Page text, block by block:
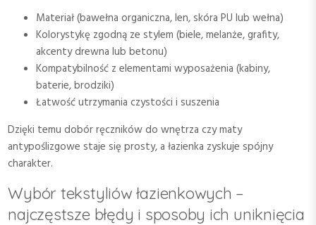
Materiał (bawełna organiczna, len, skóra PU lub wełna)
Kolorystykę zgodną ze stylem (biele, melanże, grafity,
akcenty drewna lub betonu)
Kompatybilność z elementami wyposażenia (kabiny,
baterie, brodziki)
Łatwość utrzymania czystości i suszenia
Dzięki temu dobór ręczników do wnętrza czy maty
antypoślizgowe staje się prosty, a łazienka zyskuje spójny
charakter.
Wybór tekstyliów łazienkowych –
najczęstsze błędy i sposoby ich uniknięcia